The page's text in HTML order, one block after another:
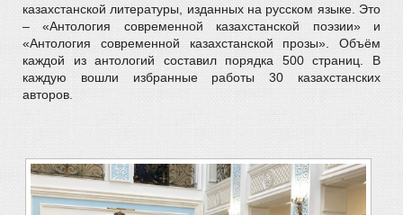
казахстанской литературы, изданных на русском языке. Это
– «Антология современной казахстанской поэзии» и
«Антология современной казахстанской прозы». Объём
каждой из антологий составил порядка 500 страниц. В
каждую вошли избранные работы 30 казахстанских
авторов.